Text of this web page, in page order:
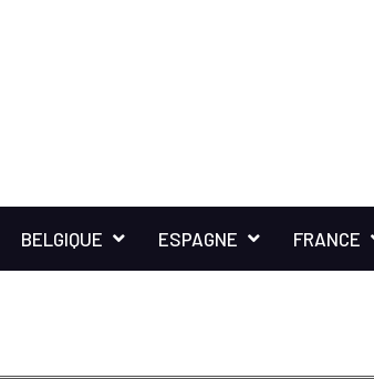
BELGIQUE ESPAGNE FRANCE